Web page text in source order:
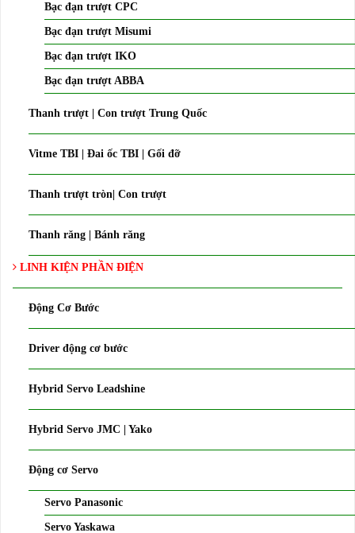
Bạc đạn trượt CPC
Bạc đạn trượt Misumi
Bạc đạn trượt IKO
Bạc đạn trượt ABBA
Thanh trượt | Con trượt Trung Quốc
Vitme TBI | Đai ốc TBI | Gối đỡ
Thanh trượt tròn| Con trượt
Thanh răng | Bánh răng
LINH KIỆN PHẦN ĐIỆN
Động Cơ Bước
Driver động cơ bước
Hybrid Servo Leadshine
Hybrid Servo JMC | Yako
Động cơ Servo
Servo Panasonic
Servo Yaskawa